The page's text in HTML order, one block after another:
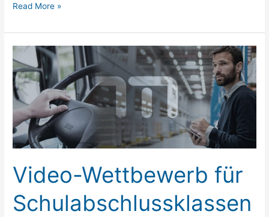
Read More »
Video-Wettbewerb für
Schulabschlussklassen
Video-
Wettbewerb
für
Schulabschlussklassen
in
Bocholt
und